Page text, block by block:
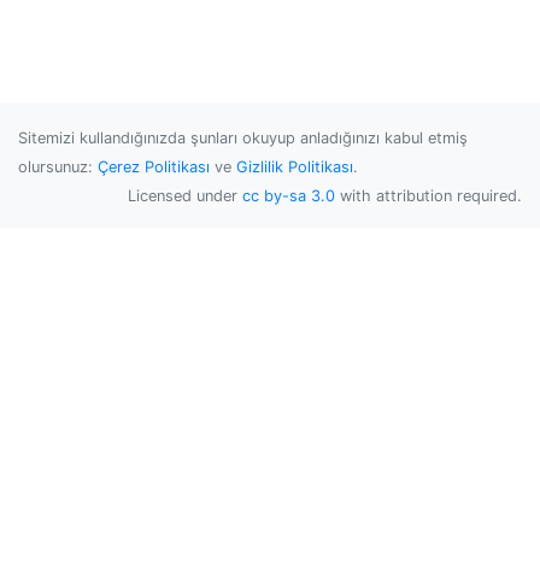
Sitemizi kullandığınızda şunları okuyup anladığınızı kabul etmiş
olursunuz: Çerez Politikası ve Gizlilik Politikası.
Licensed under cc by-sa 3.0 with attribution required.